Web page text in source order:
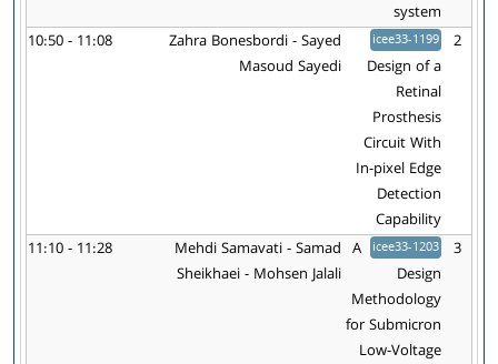
system
2
icee33-1199
Design of a
Retinal
Prosthesis
Circuit With
In-pixel Edge
Detection
Capability
Zahra Bonesbordi - Sayed
Masoud Sayedi
10:50 - 11:08
3
icee33-1203
A
Design
Methodology
for Submicron
Low-Voltage
Mehdi Samavati - Samad
Sheikhaei - Mohsen Jalali
11:10 - 11:28